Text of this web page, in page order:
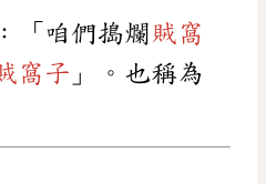
「咱們搗爛賊窩
窩子 」。也稱為